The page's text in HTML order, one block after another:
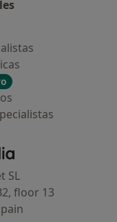
- Página de inicio
SL
floor 13